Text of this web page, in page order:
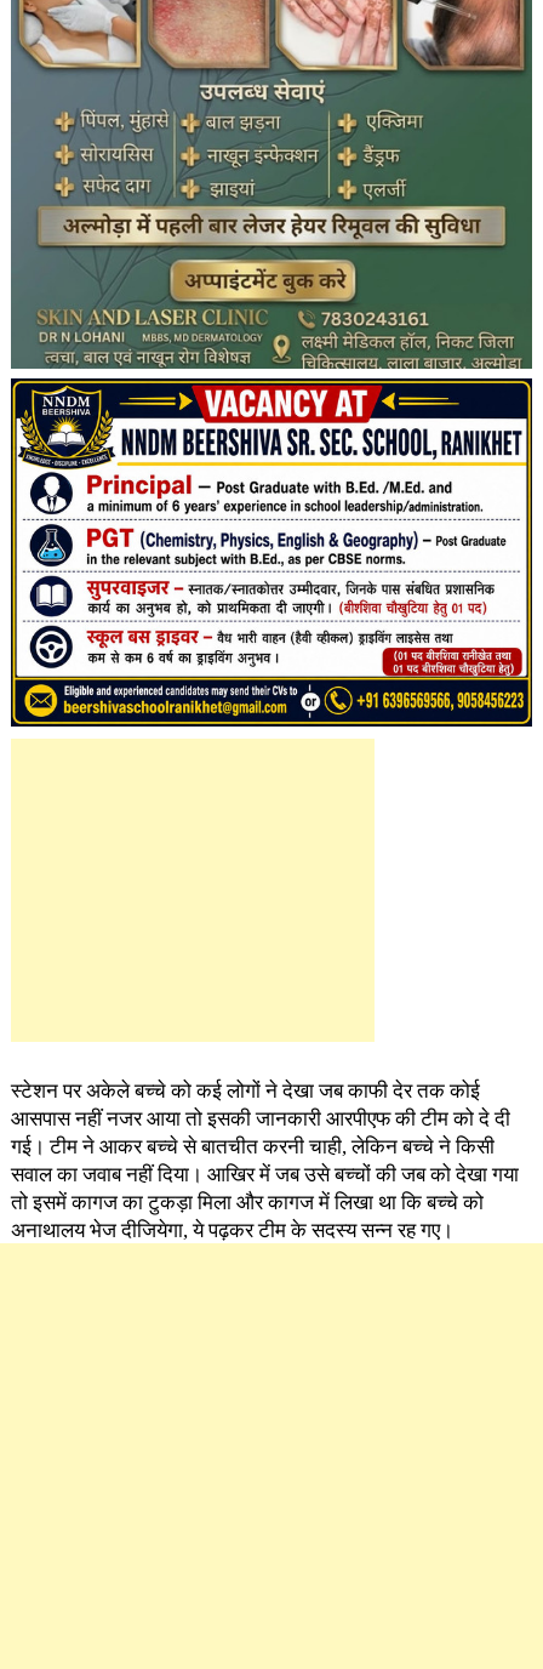
स्टेशन पर अकेले बच्चे को कई लोगों ने देखा जब काफी देर तक कोई
आसपास नहीं नजर आया तो इसकी जानकारी आरपीएफ की टीम को दे दी
गई। टीम ने आकर बच्चे से बातचीत करनी चाही, लेकिन बच्चे ने किसी
सवाल का जवाब नहीं दिया। आखिर में जब उसे बच्चों की जब को देखा गया
तो इसमें कागज का टुकड़ा मिला और कागज में लिखा था कि बच्चे को
अनाथालय भेज दीजियेगा, ये पढ़कर टीम के सदस्य सन्न रह गए।